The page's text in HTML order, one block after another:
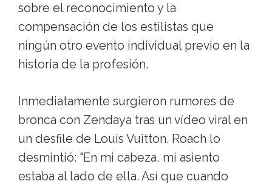
sobre el reconocimiento y la
compensación de los estilistas que
ningún otro evento individual previo en la
historia de la profesión.
Inmediatamente surgieron rumores de
bronca con Zendaya tras un vídeo viral en
un desfile de Louis Vuitton. Roach lo
desmintió: "En mi cabeza, mi asiento
estaba al lado de ella. Así que cuando